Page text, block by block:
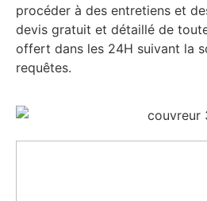
procéder à des entretiens et
devis gratuit et détaillé de
offert dans les 24H suivant la
requêtes.